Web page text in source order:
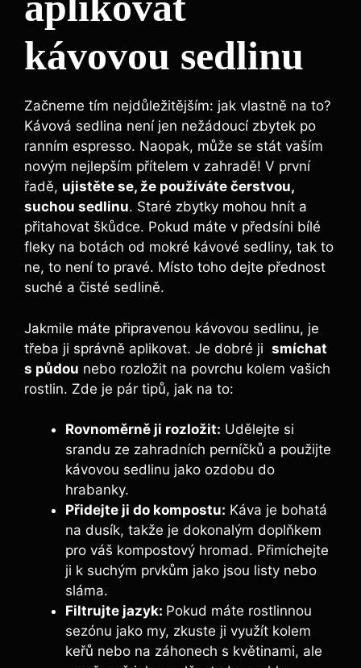
kávovou sedlinu
Začneme tím nejdůležitějším: jak vlastně na to?‍
Kávová sedlina není‍ jen nežádoucí‌ zbytek po
ranním espresso. Naopak, může se stát vaším
novým nejlepším přítelem v ​zahradě! V​ první
řadě, ujistěte se, že ‍používáte čerstvou,
suchou sedlinu. ⁤Staré zbytky mohou‍ hnít a
přitahovat škůdce. Pokud máte v předsíni bílé
fleky na botách od mokré kávové⁤ sedliny, tak to
‌ne, to není to pravé. Místo toho dejte přednost
suché a čisté sedlině.
Jakmile ⁤máte ​připravenou kávovou ⁣sedlinu,​ je
třeba ji správně ⁤aplikovat. Je dobré ji ⁤ smíchat‌
s půdou nebo rozložit na​ povrchu kolem vašich
rostlin. Zde je pár tipů, jak na ‌to:
Rovnoměrně ji rozložit: Udělejte si
srandu ze ‌zahradních perníčků a použijte
kávovou sedlinu jako ozdobu‌ do
hrabanky.
Přidejte ji do⁣ kompostu: ⁣Káva je bohatá
na ⁢dusík, takže je dokonalým doplňkem
pro váš kompostový ⁣hromad. ‌Přimíchejte
ji k suchým prvkům jako jsou listy nebo
sláma.
Filtrujte jazyk: Pokud máte rostlinnou ​
sezónu jako my, zkuste ji využít ​kolem⁢
keřů nebo​ na záhonech s květinami,​ ale